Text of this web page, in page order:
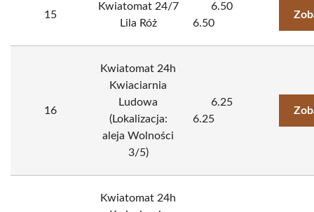
15
Kwiatomat 24/7
Lila Róż
6.50
6.50
16
Kwiatomat 24h
Kwiaciarnia
Ludowa
(Lokalizacja:
aleja Wolności
3/5)
6.25
6.25
Kwiatomat 24h